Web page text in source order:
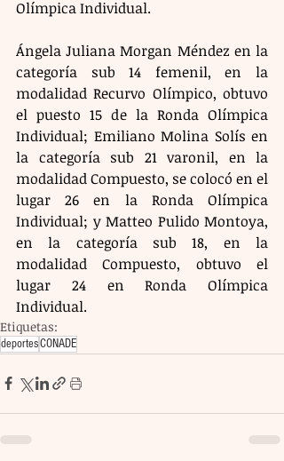
Olímpica Individual.
Ángela Juliana Morgan Méndez en la
categoría sub 14 femenil, en la
modalidad Recurvo Olímpico, obtuvo
el puesto 15 de la Ronda Olímpica
Individual; Emiliano Molina Solís en
la categoría sub 21 varonil, en la
modalidad Compuesto, se colocó en el
lugar 26 en la Ronda Olímpica
Individual; y Matteo Pulido Montoya,
en la categoría sub 18, en la
modalidad Compuesto, obtuvo el
lugar 24 en Ronda Olímpica
Individual.
Etiquetas:
deportesCONADE